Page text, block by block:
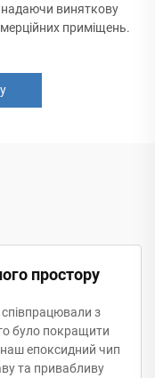
надаючи виняткову
приміщень.
простору
з
було покращити
епоксидний чип
та привабливу